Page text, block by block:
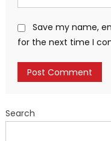
Save my name,
for the next time I
Search